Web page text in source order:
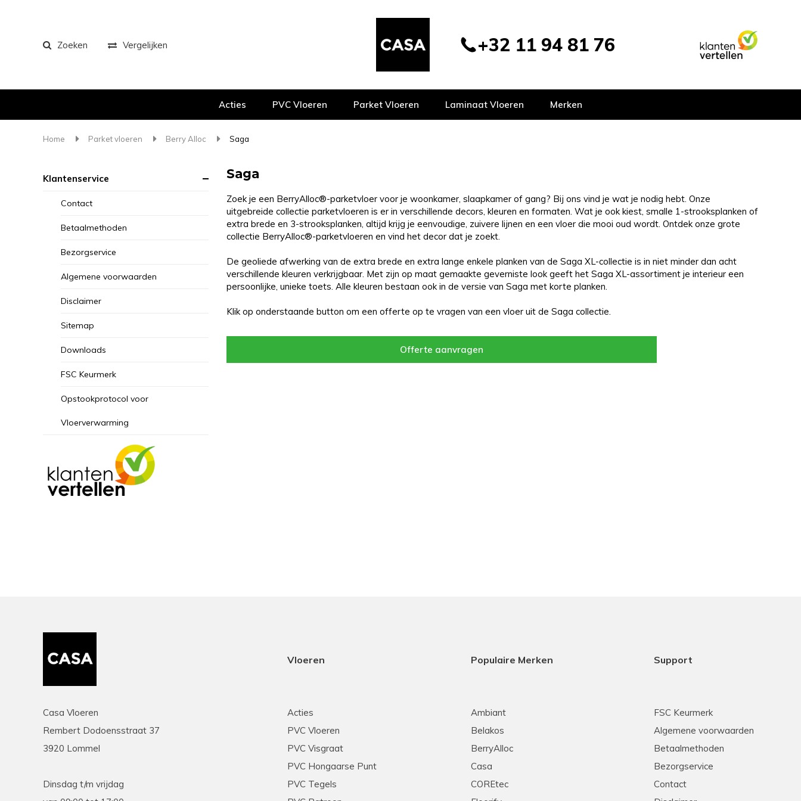
Zoeken Vergelijken +32 11 94 81 76
Acties PVC Vloeren Parket Vloeren Laminaat Vloeren Merken
Home Parket vloeren Berry Alloc Saga
Klantenservice
Contact
Betaalmethoden
Bezorgservice
Algemene voorwaarden
Disclaimer
Sitemap
Downloads
FSC Keurmerk
Opstookprotocol voor
Vloerverwarming
Saga
Zoek je een BerryAlloc®-parketvloer voor je woonkamer, slaapkamer of gang? Bij ons vind je wat je nodig hebt. Onze
uitgebreide collectie parketvloeren is er in verschillende decors, kleuren en formaten. Wat je ook kiest, smalle 1-strooksplanken of
extra brede en 3-strooksplanken, altijd krijg je eenvoudige, zuivere lijnen en een vloer die mooi oud wordt. Ontdek onze grote
collectie BerryAlloc®-parketvloeren en vind het decor dat je zoekt.
De geoliede afwerking van de extra brede en extra lange enkele planken van de Saga XL-collectie is in niet minder dan acht
verschillende kleuren verkrijgbaar. Met zijn op maat gemaakte geverniste look geeft het Saga XL-assortiment je interieur een
persoonlijke, unieke toets. Alle kleuren bestaan ook in de versie van Saga met korte planken.
Klik op onderstaande button om een offerte op te vragen van een vloer uit de Saga collectie.
Offerte aanvragen
Casa Vloeren
Rembert Dodoensstraat 37
3920 Lommel
Dinsdag t/m vrijdag
Vloeren
Acties
PVC Vloeren
PVC Visgraat
PVC Hongaarse Punt
PVC Tegels
Populaire Merken
Ambiant
Belakos
BerryAlloc
Casa
COREtec
Support
FSC Keurmerk
Algemene voorwaarden
Betaalmethoden
Bezorgservice
Contact